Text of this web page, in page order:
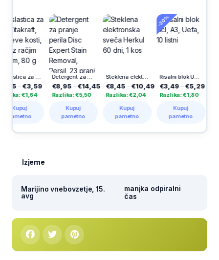
Poslastica za pse Vitakraft, kalcijeve kosti, ovite z račjim mesom, 80 g
€3,59
€1,64
Detergent za pranje perila Disc Expert Stain Removal, Persil, 23 pranj
€8,95–€14,45
Razlika: €5,50
pametno
Steklena elektronska sveča Herkul 60 dni, 1 kos
€8,45–€10,49
Razlika: €2,04
pametno
-30%
Risalni blok Ucl, A3, Uefa, 10 listni
€3,49–€5,29
Razlika: €1,80
pametno
-30%
€8,04
Razlika:
Izjeme
Marijino vnebovzetje, 15.
avg
manjka odpiralni
čas